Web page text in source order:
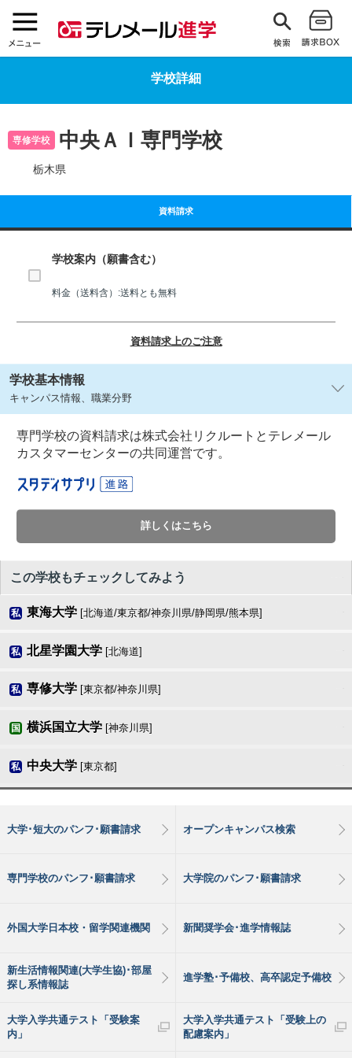
学校詳細
専修学校 中央ＡＩ専門学校
栃木県
資料請求
学校案内（願書含む）
料金（送料含）:送料とも無料
資料請求上のご注意
学校基本情報
キャンパス情報、職業分野
専門学校の資料請求は株式会社リクルートとテレメール
カスタマーセンターの共同運営です。
詳しくはこちら
この学校もチェックしてみよう
私 東海大学 [北海道/東京都/神奈川県/静岡県/熊本県]
私 北星学園大学 [北海道]
私 専修大学 [東京都/神奈川県]
国 横浜国立大学 [神奈川県]
私 中央大学 [東京都]
大学･短大のパンフ･願書請求 オープンキャンパス検索
専門学校のパンフ･願書請求 大学院のパンフ･願書請求
外国大学日本校・留学関連機関 新聞奨学会･進学情報誌
新生活情報関連(大学生協)･部屋
探し系情報誌
進学塾･予備校、高卒認定予備校
大学入学共通テスト「受験案
内」
大学入学共通テスト「受験上の
配慮案内」